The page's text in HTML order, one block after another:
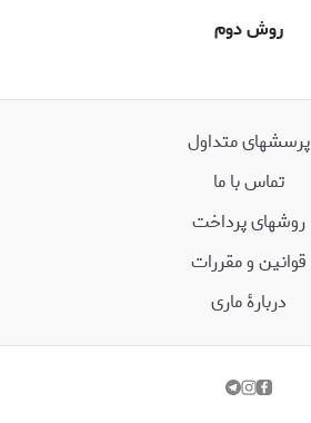
روش دوم
پرسش‏های متداول
تماس با ما
روشهای پرداخت
قوانین و مقررات
دربارۀ ماری